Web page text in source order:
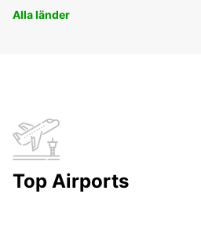
Alla länder
Top Airports